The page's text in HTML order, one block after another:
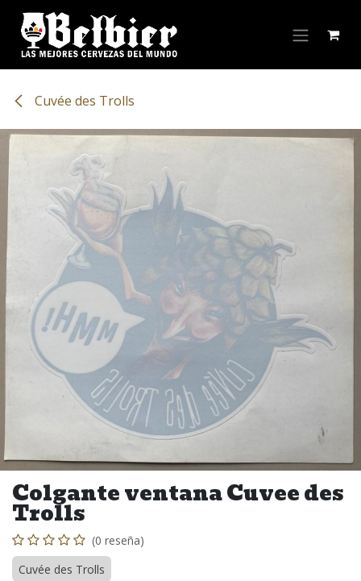
Ir al contenido
Cuvée des Trolls
Colgante ventana Cuvee des
Trolls
(0 reseña)
Cuvée des Trolls